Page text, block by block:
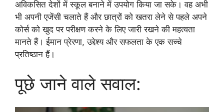
अविकसित देशों में स्कूल बनाने में उपयोग किया जा सके। वह अभी
भी अपनी एजेंसी चलाते हैं और छात्रों को खतरा लेने से पहले अपने
कोर्स को खुद पर परीक्षण करने के लिए जारी रखने की महत्वता
मानते हैं। ईमान प्रेरणा, उद्देश्य और सफलता के एक सच्चे
प्रतिष्ठान हैं।
पूछे जाने वाले सवाल: